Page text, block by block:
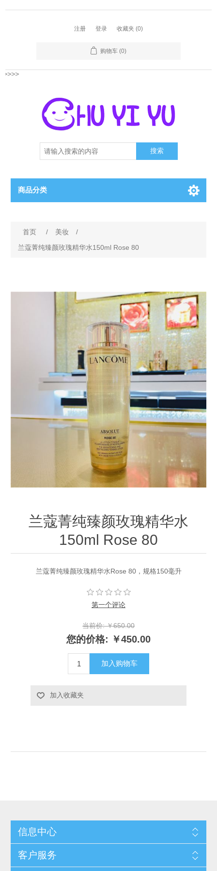
注册 登录 收藏夹 (0)
购物车 (0)
搜索
商品分类
首页 / 美妆
/
兰蔻菁纯臻颜玫瑰精华水150ml Rose 80
兰蔻菁纯臻颜玫瑰精华水
150ml Rose 80
兰蔻菁纯臻颜玫瑰精华水Rose 80，规格150毫升
第一个评论
当前价: ￥650.00
您的价格: ￥450.00
加入购物车
加入收藏夹
信息中心
客户服务